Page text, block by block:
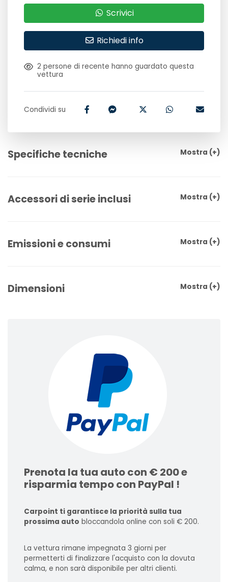
Scrivici
Richiedi info
2 persone di recente hanno guardato questa
vettura
Condividi su
Specifiche tecniche Mostra (+)
Accessori di serie inclusi Mostra (+)
Emissioni e consumi Mostra (+)
Dimensioni Mostra (+)
Prenota la tua auto con € 200 e
risparmia tempo con PayPal !
Carpoint ti garantisce la priorità sulla tua
prossima auto bloccandola online con soli € 200.
La vettura rimane impegnata 3 giorni per
permetterti di finalizzare l'acquisto con la dovuta
calma, e non sarà disponibile per altri clienti.